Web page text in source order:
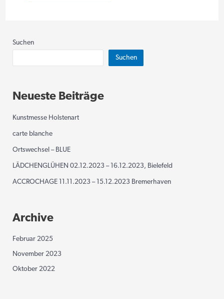
Suchen
Suchen
Neueste Beiträge
Kunstmesse Holstenart
carte blanche
Ortswechsel – BLUE
LÄDCHENGLÜHEN 02.12.2023 – 16.12.2023, Bielefeld
ACCROCHAGE 11.11.2023 – 15.12.2023 Bremerhaven
Archive
Februar 2025
November 2023
Oktober 2022